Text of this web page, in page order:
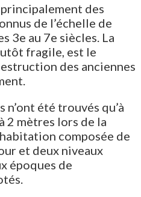
des
de l’échelle de
3e au 7e siècles. La
fragile, est le
des anciennes
été trouvés qu’à
2 mètres lors de la
composée de
et deux niveaux
époques de